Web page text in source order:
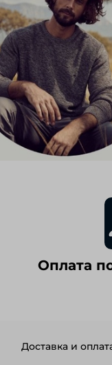
Оплата
Доставка и